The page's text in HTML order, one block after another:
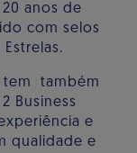
anos de
com selos
tem também
Business
e
qualidade e